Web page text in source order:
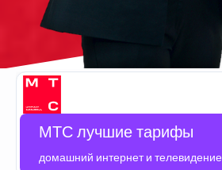
МТС лучшие тарифы
домашний интернет и телевидение